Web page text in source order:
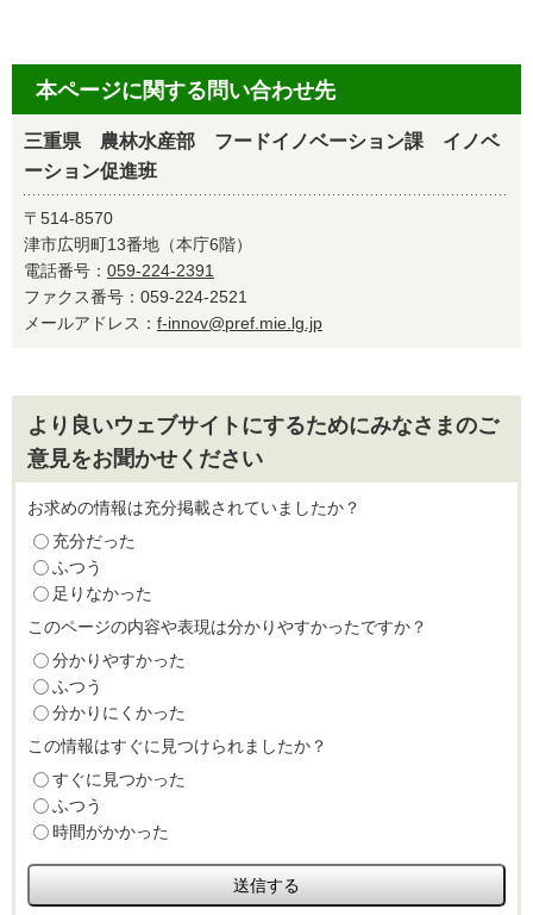
本ページに関する問い合わせ先
三重県 農林水産部 フードイノベーション課 イノベ
ーション促進班
〒514-8570
津市広明町13番地（本庁6階）
電話番号： 059-224-2391
ファクス番号：059-224-2521
メールアドレス： f-innov@pref.mie.lg.jp
より良いウェブサイトにするためにみなさまのご
意見をお聞かせください
お求めの情報は充分掲載されていましたか？
充分だった
ふつう
足りなかった
このページの内容や表現は分かりやすかったですか？
分かりやすかった
ふつう
分かりにくかった
この情報はすぐに見つけられましたか？
すぐに見つかった
ふつう
時間がかかった